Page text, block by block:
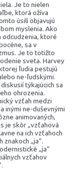
Je to nielen
ktorá ožíva
úsilí objavujú
myslenia. Ako
odcudzenia, ktoré
sa v
Je to totižto
sveta. Harvey
ľudia pestujú
ne-ľudskými.
týkajúcich sa
ohrozenia.
vzťah medzi
inými ne-duševnými
animovaných,
je skôr „vzťahová
na ich vzťahoch
znakoch „ja“.
„ja“
vzťahov